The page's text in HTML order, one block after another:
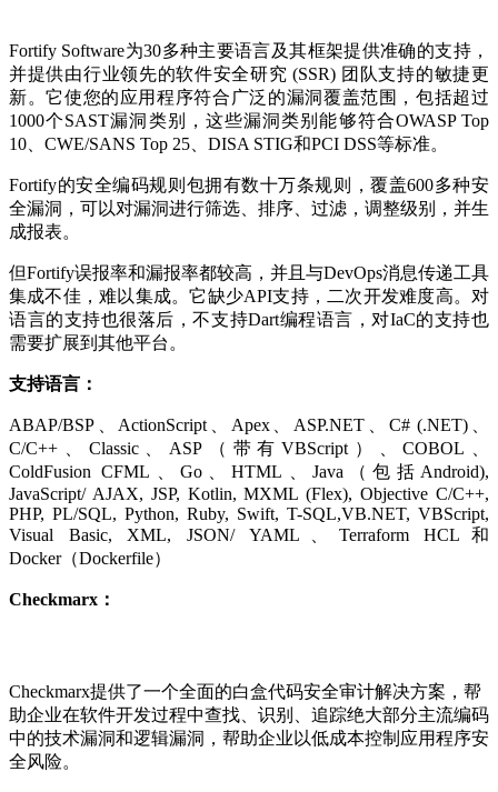
Fortify Software为30多种主要语言及其框架提供准确的支持，
并提供由行业领先的软件安全研究 (SSR) 团队支持的敏捷更
新。它使您的应用程序符合广泛的漏洞覆盖范围，包括超过
1000个SAST漏洞类别，这些漏洞类别能够符合OWASP Top
10、CWE/SANS Top 25、DISA STIG和PCI DSS等标准。
Fortify的安全编码规则包拥有数十万条规则，覆盖600多种安
全漏洞，可以对漏洞进行筛选、排序、过滤，调整级别，并生
成报表。
但Fortify误报率和漏报率都较高，并且与DevOps消息传递工具
集成不佳，难以集成。它缺少API支持，二次开发难度高。对
语言的支持也很落后，不支持Dart编程语言，对IaC的支持也
需要扩展到其他平台。
支持语言：
ABAP/BSP、ActionScript、Apex、ASP.NET、C# (.NET)、
C/C++、Classic、ASP（带有VBScript）、COBOL、
ColdFusion CFML、Go、HTML、Java（包括Android),
JavaScript/ AJAX, JSP, Kotlin, MXML (Flex), Objective C/C++,
PHP, PL/SQL, Python, Ruby, Swift, T-SQL,VB.NET, VBScript,
Visual Basic, XML, JSON/ YAML、Terraform HCL和
Docker（Dockerfile）
​Checkmarx：
Checkmarx提供了一个全面的白盒代码安全审计解决方案，帮
助企业在软件开发过程中查找、识别、追踪绝大部分主流编码
中的技术漏洞和逻辑漏洞，帮助企业以低成本控制应用程序安
全⻛险。